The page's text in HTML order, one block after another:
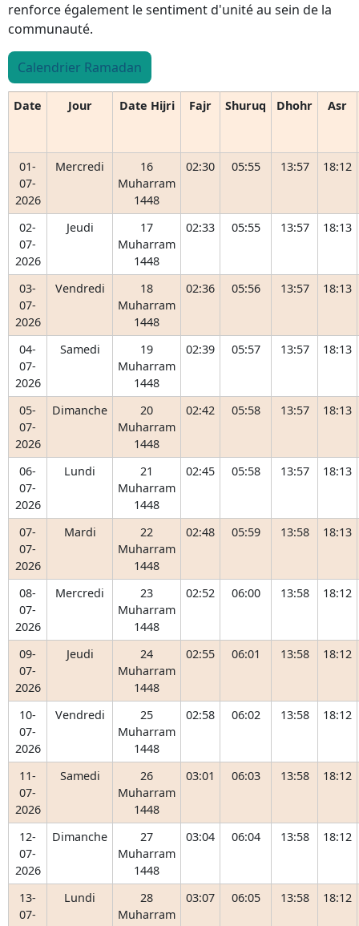
renforce également le sentiment d'unité au sein de la
communauté.
Calendrier Ramadan
Date Jour Date Hijri Fajr Shuruq Dhohr Asr
01-
07-
2026
Mercredi
16
Muharram
1448
02:30 05:55 13:57 18:12
02-
07-
2026
Jeudi
17
Muharram
1448
02:33 05:55 13:57 18:13
03-
07-
2026
Vendredi
18
Muharram
1448
02:36 05:56 13:57 18:13
04-
07-
2026
Samedi
19
Muharram
1448
02:39 05:57 13:57 18:13
05-
07-
2026
Dimanche
20
Muharram
1448
02:42 05:58 13:57 18:13
06-
07-
2026
Lundi
21
Muharram
1448
02:45 05:58 13:57 18:13
07-
07-
2026
Mardi
22
Muharram
1448
02:48 05:59 13:58 18:13
08-
07-
2026
Mercredi
23
Muharram
1448
02:52 06:00 13:58 18:12
09-
07-
2026
Jeudi
24
Muharram
1448
02:55 06:01 13:58 18:12
10-
07-
2026
Vendredi
25
Muharram
1448
02:58 06:02 13:58 18:12
11-
07-
2026
Samedi
26
Muharram
1448
03:01 06:03 13:58 18:12
12-
07-
2026
Dimanche
27
Muharram
1448
03:04 06:04 13:58 18:12
13-
07-
Lundi
28
Muharram
03:07 06:05 13:58 18:12